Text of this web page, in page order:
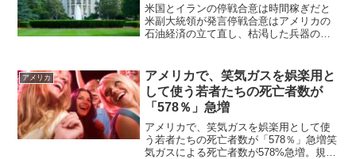
米国とイランの停戦合意は時間稼ぎだと
米副大統領が発言停戦合意はアメリカの
石油経済の立て直し、枯渇した兵器の補
7月1日にマイケル・ロールズ・ショーに
登場し、ドナル...
アメリカ
アメリカで、笑気ガスを娯楽用と
して使う若者たちの死亡者数が
「578％」急増
アメリカで、笑気ガスを娯楽用として使
う若者たちの死亡者数が「578％」急増笑
気ガスによる死亡者数が578%急増。規制